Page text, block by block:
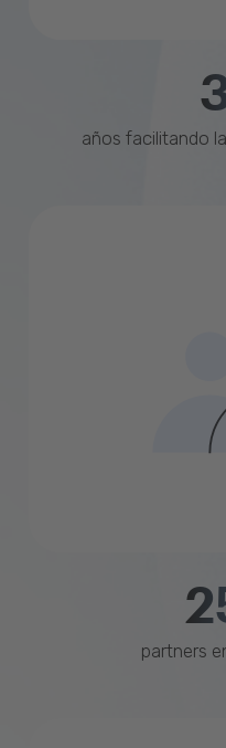
años facilitando
partners